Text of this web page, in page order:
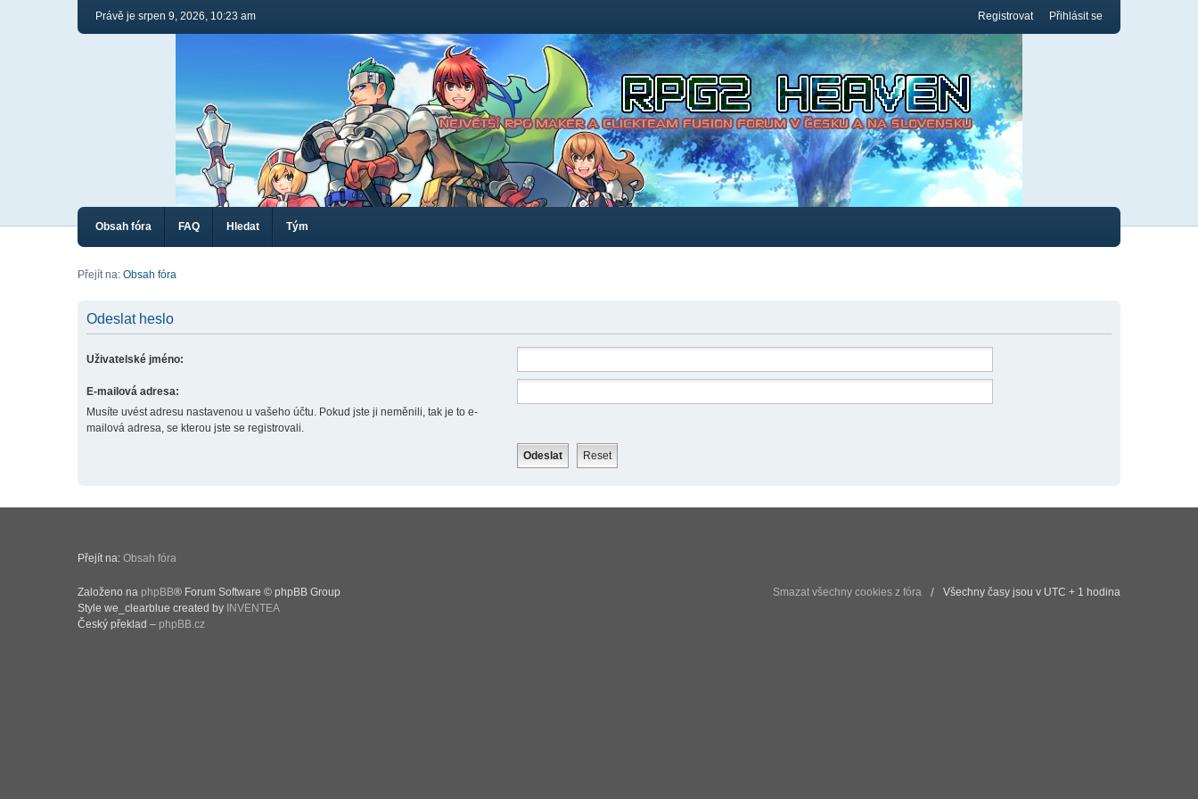
Právě je srpen 9, 2026, 10:23 am Registrovat Přihlásit se
Obsah fóra FAQ Hledat Tým
Přejít na: Obsah fóra
Odeslat heslo
Uživatelské jméno:
E-mailová adresa:
Musíte uvést adresu nastavenou u vašeho účtu. Pokud jste ji neměnili, tak je to e-
mailová adresa, se kterou jste se registrovali.
Přejít na: Obsah fóra
Smazat všechny cookies z fóra Všechny časy jsou v UTC + 1 hodina
Založeno na phpBB® Forum Software © phpBB Group
Style we_clearblue created by INVENTEA
Český překlad – phpBB.cz